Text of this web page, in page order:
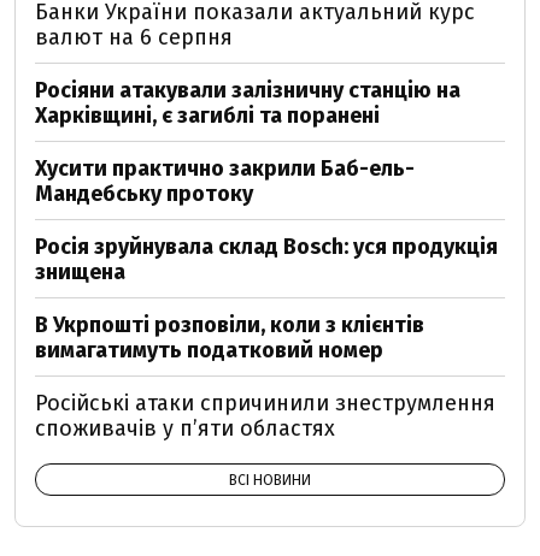
Банки України показали актуальний курс
валют на 6 серпня
Росіяни атакували залізничну станцію на
Харківщині, є загиблі та поранені
Хусити практично закрили Баб-ель-
Мандебську протоку
Росія зруйнувала склад Bosch: уся продукція
знищена
В Укрпошті розповіли, коли з клієнтів
вимагатимуть податковий номер
Російські атаки спричинили знеструмлення
споживачів у п’яти областях
ВСІ НОВИНИ